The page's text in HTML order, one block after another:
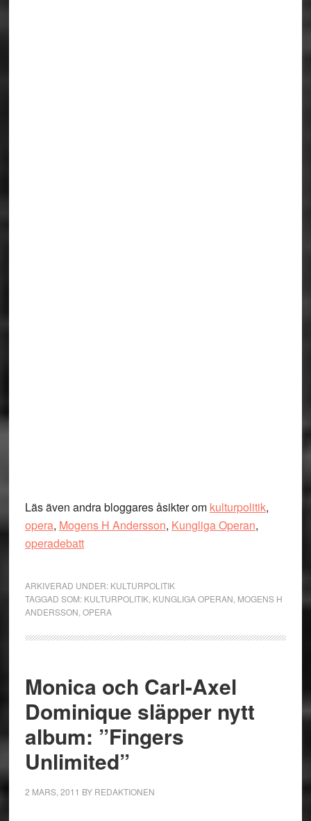
Läs även andra bloggares åsikter om kulturpolitik,
opera, Mogens H Andersson, Kungliga Operan,
operadebatt
ARKIVERAD UNDER: KULTURPOLITIK
TAGGAD SOM: KULTURPOLITIK, KUNGLIGA OPERAN MOGENS H
ANDERSSON OPERA
Monica och Carl-Axel
Dominique släpper nytt
album: ”Fingers
Unlimited”
2 MARS, 2011 BY REDAKTIONEN